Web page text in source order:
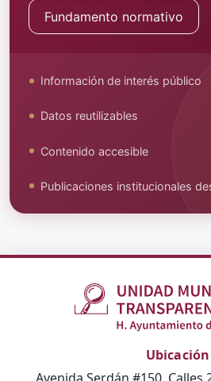
Fundamento normativo
Información de interés público
Datos reutilizables
Contenido accesible
Publicaciones institucionales
Ubicación